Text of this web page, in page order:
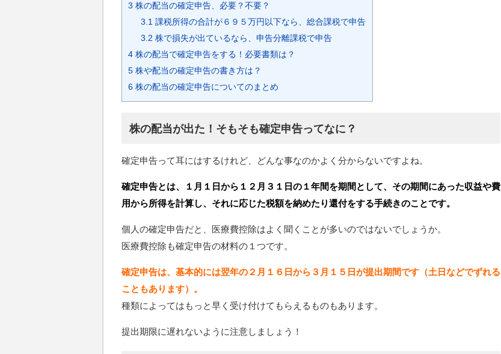
3 株の配当の確定申告、必要？不要？
3.1 課税所得の合計が６９５万円以下なら、総合課税で申告
3.2 株で損失が出ているなら、申告分離課税で申告
4 株の配当で確定申告をする！必要書類は？
5 株や配当の確定申告の書き方は？
6 株の配当の確定申告についてのまとめ
株の配当が出た！そもそも確定申告ってなに？
確定申告って耳にはするけれど、どんな事なのかよく分からないですよね。
確定申告とは、１月１日から１２月３１日の１年間を期間として、その期間にあった収益や費
用から所得を計算し、それに応じた税額を納めたり還付をする手続きのことです。
個人の確定申告だと、医療費控除はよく聞くことが多いのではないでしょうか。
医療費控除も確定申告の材料の１つです。
確定申告は、基本的には翌年の２月１６日から３月１５日が提出期間です（土日などでずれる
こともあります）。
種類によってはもっと早く受け付けてもらえるものもあります。
提出期限に遅れないように注意しましょう！